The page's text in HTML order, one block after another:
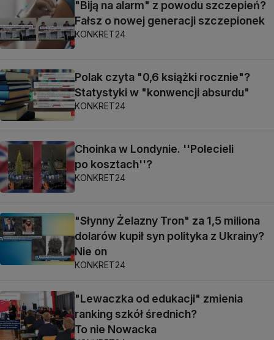
"Biją na alarm" z powodu szczepień?
Fałsz o nowej generacji szczepionek
KONKRET24
Polak czyta "0,6 książki rocznie"?
Statystyki w "konwencji absurdu"
KONKRET24
Choinka w Londynie. ''Polecieli
po kosztach''?
KONKRET24
"Słynny Żelazny Tron" za 1,5 miliona
dolarów kupił syn polityka z Ukrainy?
Nie on
KONKRET24
"Lewaczka od edukacji" zmienia
ranking szkół średnich?
To nie Nowacka